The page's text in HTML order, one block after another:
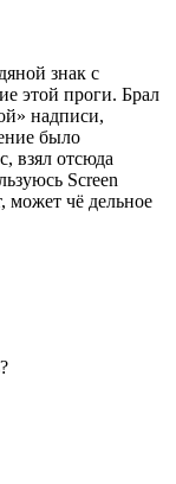
знак с
этой проги. Брал
надписи,
было
взял отсюда
Screen
может чё дельное